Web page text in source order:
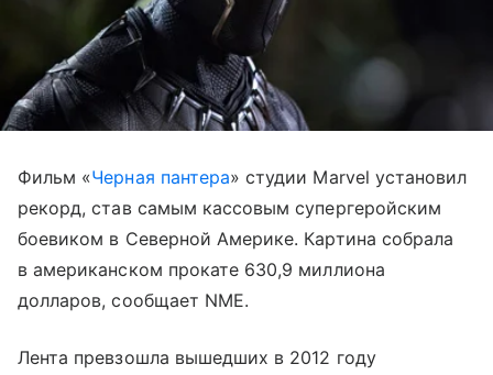
Фильм «Черная пантера» студии Marvel установил
рекорд, став самым кассовым супергеройским
боевиком в Северной Америке. Картина собрала
в американском прокате 630,9 миллиона
долларов, сообщает NME.
Лента превзошла вышедших в 2012 году